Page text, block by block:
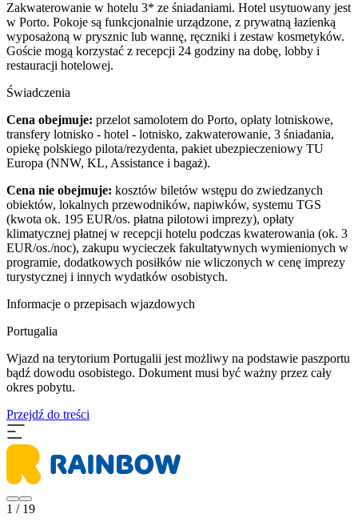
Zakwaterowanie w hotelu 3* ze śniadaniami. Hotel usytuowany jest
w Porto. Pokoje są funkcjonalnie urządzone, z prywatną łazienką
wyposażoną w prysznic lub wannę, ręczniki i zestaw kosmetyków.
Goście mogą korzystać z recepcji 24 godziny na dobę, lobby i
restauracji hotelowej.
Świadczenia
Cena obejmuje: przelot samolotem do Porto, opłaty lotniskowe,
transfery lotnisko - hotel - lotnisko, zakwaterowanie, 3 śniadania,
opiekę polskiego pilota/rezydenta, pakiet ubezpieczeniowy TU
Europa (NNW, KL, Assistance i bagaż).
Cena nie obejmuje: kosztów biletów wstępu do zwiedzanych
obiektów, lokalnych przewodników, napiwków, systemu TGS
(kwota ok. 195 EUR/os. płatna pilotowi imprezy), opłaty
klimatycznej płatnej w recepcji hotelu podczas kwaterowania (ok. 3
EUR/os./noc), zakupu wycieczek fakultatywnych wymienionych w
programie, dodatkowych posiłków nie wliczonych w cenę imprezy
turystycznej i innych wydatków osobistych.
Informacje o przepisach wjazdowych
Portugalia
Wjazd na terytorium Portugalii jest możliwy na podstawie paszportu
bądź dowodu osobistego. Dokument musi być ważny przez cały
okres pobytu.
Przejdź do treści
1 / 19